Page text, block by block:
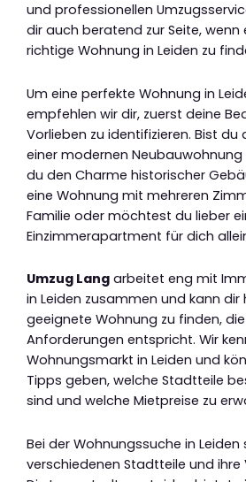
und professionellen
dir auch beratend zur Seite,
richtige Wohnung in Leiden zu
Um eine perfekte Wohnung in
empfehlen wir dir, zuerst deine
Vorlieben zu identifizieren. Bist du
einer modernen
du den Charme historischer
eine Wohnung mit mehreren
Familie oder möchtest du lieber
Einzimmerapartment für dich
Umzug Lang arbeitet eng mit
in Leiden zusammen und kann dir
geeignete Wohnung zu finden,
Anforderungen entspricht. Wir
Wohnungsmarkt in Leiden und
Tipps geben, welche Stadtteile
sind und welche Mietpreise zu
Bei der Wohnungssuche in
verschiedenen Stadtteile und